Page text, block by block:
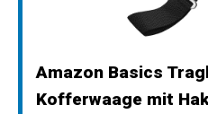
Amazon Basics
Kofferwaage mit